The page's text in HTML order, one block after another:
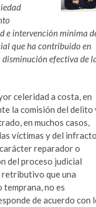
e intervención mínima
que ha contribuido en
disminución efectiva de
celeridad a costa, en
la comisión del delito
en muchos casos,
víctimas y del
reparador o
del proceso judicial
retributivo que una
temprana, no es
de acuerdo con